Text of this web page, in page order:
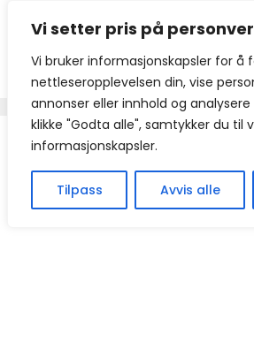
Vi setter pris på
Vi bruker informasjonskapsler for å
nettleseropplevelsen din, vise
annonser eller innhold og
klikke "Godta alle", samtykker du til
informasjonskapsler.
Tilpass Avvis alle
innhold